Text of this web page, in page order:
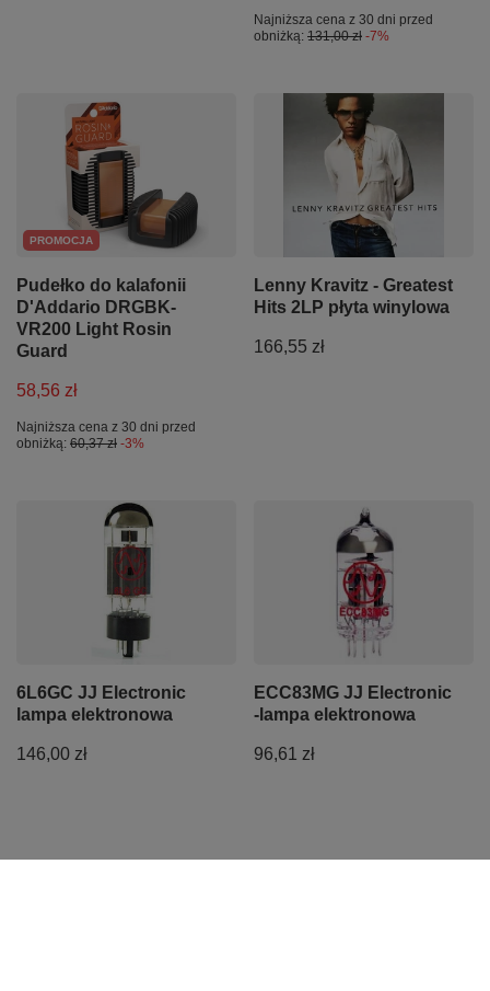
Najniższa cena z 30 dni przed
obniżką: 131,00 zł -7%
PROMOCJA
Pudełko do kalafonii
D'Addario DRGBK-
VR200 Light Rosin
Guard
58,56 zł
Najniższa cena z 30 dni przed
obniżką: 60,37 zł -3%
Lenny Kravitz - Greatest
Hits 2LP płyta winylowa
166,55 zł
6L6GC JJ Electronic
lampa elektronowa
146,00 zł
ECC83MG JJ Electronic
-lampa elektronowa
96,61 zł